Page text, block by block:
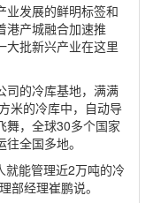
业发展的鲜明标签和
港产城融合加速推
大批新兴产业在这里
司的冷库基地，满满
米的冷库中，自动导
舞，全球30多个国家
全国多地。
就能管理近2万吨的冷
部经理崔鹏说。